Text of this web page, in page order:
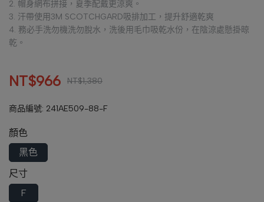
2. 帽身網布拼接，夏季配戴更涼爽。
3. 汗帶使用3M SCOTCHGARD吸排加工，提升舒適乾爽
4. 務必手洗勿機洗勿脫水，洗後用毛巾吸乾水份，在陰涼處懸掛晾
乾。
NT$966 NT$1,380
商品編號: 241AE509-88-F
顏色
黑色
尺寸
F